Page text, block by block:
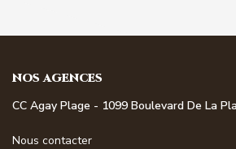
NOS AGENCES
CC Agay Plage - 1099 Boulevard De La
Nous contacter